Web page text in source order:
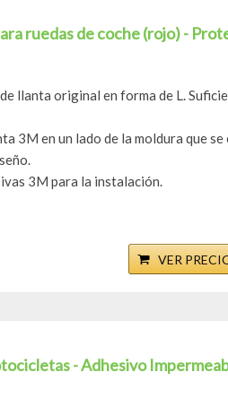
ruedas de coche (rojo) -
llanta original en forma de L.
3M en un lado de la moldura que
3M para la instalación.
VER
- Adhesivo